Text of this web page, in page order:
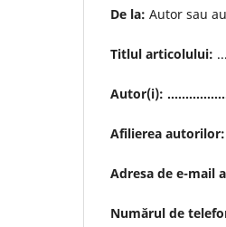
De la: Autor sau
Titlul articolului:
Autor(i):
Afilierea autorilor:
Adresa de e-mail
Numărul de